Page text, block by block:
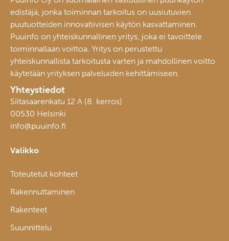
edistäjä, jonka toiminnan tarkoitus on uusiutuvien
puutuotteiden innovatiivisen käytön kasvattaminen.
Puuinfo on yhteiskunnallinen yritys, joka ei tavoittele
toiminnallaan voittoa. Yritys on perustettu
yhteiskunnallista tarkoitusta varten ja mahdollinen voitto
käytetään yrityksen palveluiden kehittämiseen.
Yhteystiedot
Siltasaarenkatu 12 A (8. kerros)
00530 Helsinki
info@puuinfo.fi
Valikko
Toteutetut kohteet
Rakennuttaminen
Rakenteet
Suunnittelu